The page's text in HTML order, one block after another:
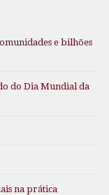
e bilhões
do Dia Mundial da
na prática